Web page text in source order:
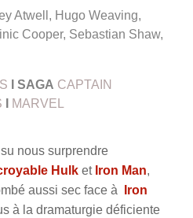
Atwell, Hugo Weaving,
Cooper, Sebastian Shaw,
SAGA CAPTAIN
MARVEL
nous surprendre
Hulk et Iron Man,
aussi sec face à
Iron
à la dramaturgie déficiente